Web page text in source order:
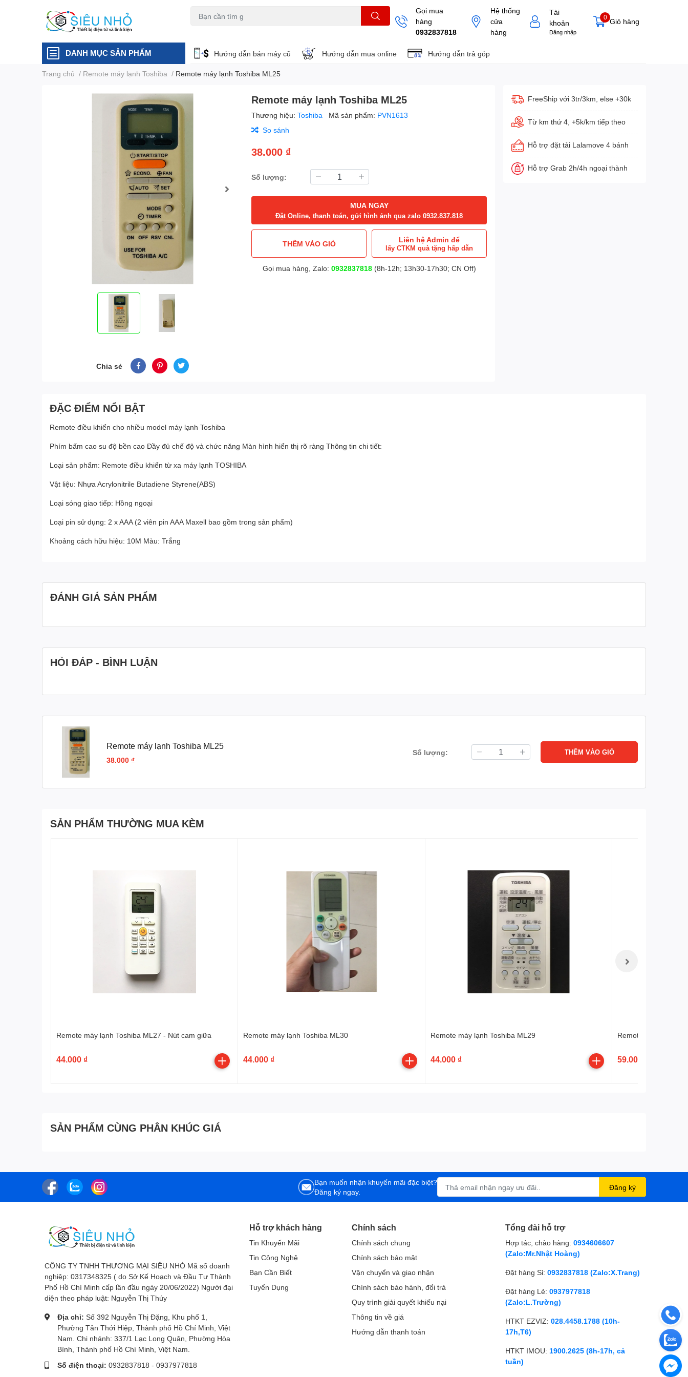
Gọi mua
hàng
0932837818
Hệ thống
cửa
hàng
Tài
khoản
Đăng nhập
Giỏ hàng
0
DANH MỤC SẢN PHẨM Hướng dẫn bán máy cũ Hướng dẫn mua online Hướng dẫn trả góp
Trang chủ / Remote máy lạnh Toshiba / Remote máy lạnh Toshiba ML25
Chia sẻ
Remote máy lạnh Toshiba ML25
Thương hiệu:Toshiba Mã sản phẩm: PVN1613
So sánh
38.000 ₫
Số lượng:
MUA NGAY
Đặt Online, thanh toán, gửi hình ảnh qua zalo 0932.837.818
THÊM VÀO GIỎ Liên hệ Admin để
lấy CTKM quà tặng hấp dẫn
Gọi mua hàng, Zalo: 0932837818(8h-12h; 13h30-17h30; CN Off)
FreeShip với 3tr/3km, else +30k
Từ km thứ 4, +5k/km tiếp theo
Hỗ trợ đặt tải Lalamove 4 bánh
Hỗ trợ Grab 2h/4h ngoại thành
ĐẶC ĐIỂM NỔI BẬT
Remote điều khiển cho nhiều model máy lạnh Toshiba
Phím bấm cao su độ bền cao Đầy đủ chế độ và chức năng Màn hình hiển thị rõ ràng Thông tin chi tiết:
Loại sản phẩm: Remote điều khiển từ xa máy lạnh TOSHIBA
Vật liệu: Nhựa Acrylonitrile Butadiene Styrene(ABS)
Loại sóng giao tiếp: Hồng ngoại
Loại pin sử dụng: 2 x AAA (2 viên pin AAA Maxell bao gồm trong sản phẩm)
Khoảng cách hữu hiệu: 10M Màu: Trắng
ĐÁNH GIÁ SẢN PHẨM
HỎI ĐÁP - BÌNH LUẬN
Remote máy lạnh Toshiba ML25
38.000 ₫
Số lượng: THÊM VÀO GIỎ
SẢN PHẨM THƯỜNG MUA KÈM
Remote máy lạnh Toshiba ML27 - Nút cam giữa
44.000 ₫
Remote máy lạnh Toshiba ML30
44.000 ₫
Remote máy lạnh Toshiba ML29
44.000 ₫
Remote máy lạnh
59.000 ₫
SẢN PHẨM CÙNG PHÂN KHÚC GIÁ
Bạn muốn nhận khuyến mãi đặc biệt?
Đăng ký ngay.
Đăng ký
CÔNG TY TNHH THƯƠNG MẠI SIÊU NHỎ Mã số doanh
nghiệp: 0317348325 ( do Sở Kế Hoạch và Đầu Tư Thành
Phố Hồ Chí Minh cấp lần đầu ngày 20/06/2022) Người đại
diện theo pháp luật: Nguyễn Thị Thúy
Địa chỉ: Số 392 Nguyễn Thị Đặng, Khu phố 1,
Phường Tân Thới Hiệp, Thành phố Hồ Chí Minh, Việt
Nam. Chi nhánh: 337/1 Lạc Long Quân, Phường Hòa
Bình, Thành phố Hồ Chí Minh, Việt Nam.
Số điện thoại: 0932837818 - 0937977818
Hỗ trợ khách hàng
Tin Khuyến Mãi
Tin Công Nghệ
Bạn Cần Biết
Tuyển Dụng
Chính sách
Chính sách chung
Chính sách bảo mật
Vận chuyển và giao nhận
Chính sách bảo hành, đổi trả
Quy trình giải quyết khiếu nại
Thông tin về giá
Hướng dẫn thanh toán
Tổng đài hỗ trợ
Hợp tác, chào hàng: 0934606607
(Zalo:Mr.Nhật Hoàng)
Đặt hàng Sỉ: 0932837818 (Zalo:X.Trang)
Đặt hàng Lẻ: 0937977818
(Zalo:L.Trường)
HTKT EZVIZ: 028.4458.1788 (10h-
17h,T6)
HTKT IMOU: 1900.2625 (8h-17h, cả
tuần)